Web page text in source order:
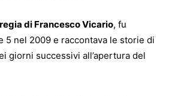
regia di Francesco Vicario, fu
5 nel 2009 e raccontava le storie di
giorni successivi all’apertura del